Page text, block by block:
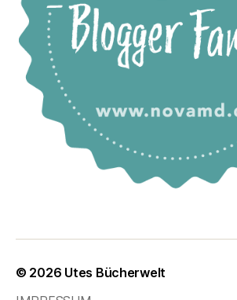
© 2026 Utes Bücherwelt